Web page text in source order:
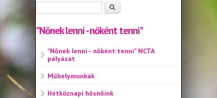
Keresés
"Nőnek lenni - nőként tenni"
"Nőnek lenni - nőként tenni" NCTA
pályázat
Műhelymunkák
Hétköznapi hősnőink